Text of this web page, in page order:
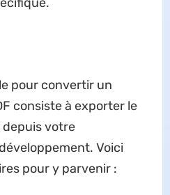
pour convertir un
consiste à exporter le
votre
Voici
pour y parvenir :